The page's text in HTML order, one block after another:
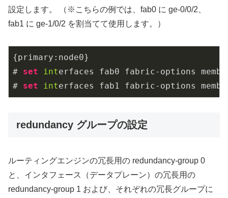
設定します。 （※こちらの例では、fab0 に ge-0/0/2、
fab1 に ge-1/0/2 を割当てて使用します。）
{primary:node0}
# set interfaces fab0 fabric-options
# set interfaces fab1 fabric-options
redundancy グループの設定
ルーティングエンジンの冗長用の redundancy-group 0
と、インタフェース（データプレーン）の冗長用の
redundancy-group 1 および、それぞれの冗長グループに